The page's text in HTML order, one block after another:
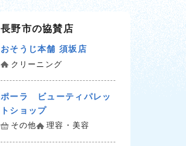
長野市の協賛店
おそうじ本舗 須坂店
クリーニング
ポーラ ビューティパレッ
トショップ
その他 理容・美容